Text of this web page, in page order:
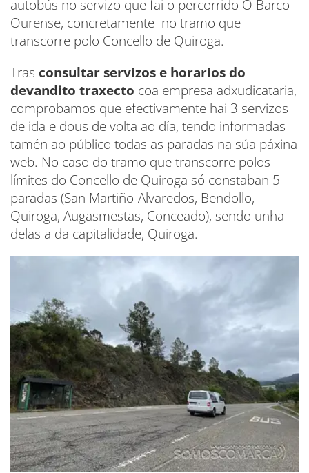
autobús no servizo que fai o percorrido O Barco-
Ourense, concretamente no tramo que
transcorre polo Concello de Quiroga.
Tras consultar servizos e horarios do
devandito traxecto coa empresa adxudicataria,
comprobamos que efectivamente hai 3 servizos
de ida e dous de volta ao día, tendo informadas
tamén ao público todas as paradas na súa páxina
web. No caso do tramo que transcorre polos
límites do Concello de Quiroga só constaban 5
paradas (San Martiño-Alvaredos, Bendollo,
Quiroga, Augasmestas, Conceado), sendo unha
delas a da capitalidade, Quiroga.